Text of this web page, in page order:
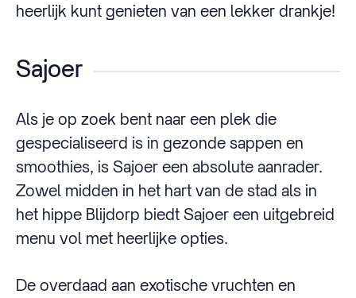
heerlijk kunt genieten van een lekker drankje!
Sajoer
Als je op zoek bent naar een plek die
gespecialiseerd is in gezonde sappen en
smoothies, is Sajoer een absolute aanrader.
Zowel midden in het hart van de stad als in
het hippe Blijdorp biedt Sajoer een uitgebreid
menu vol met heerlijke opties.
De overdaad aan exotische vruchten en